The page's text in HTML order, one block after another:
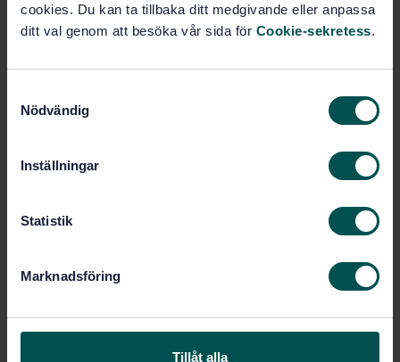
cookies. Du kan ta tillbaka ditt medgivande eller anpassa
ditt val genom att besöka vår sida för Cookie-sekretess.
Nödvändig
Inställningar
Statistik
Marknadsföring
Tillåt alla
Internationell titel:
Qualification test of
Artikelnummer:
Fastställd:
Ersätts av: SS-EN 287-1:2011
SS-EN 287-